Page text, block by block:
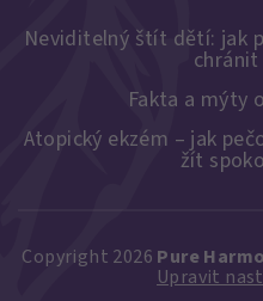
Neviditelný štít dětí: jak
Fakta a mýty
Atopický ekzém – jak
žít
Copyright 2026 Pure
Upravit